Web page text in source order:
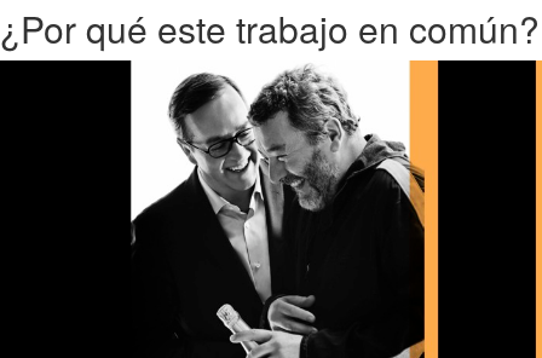
¿Por qué este trabajo en común?